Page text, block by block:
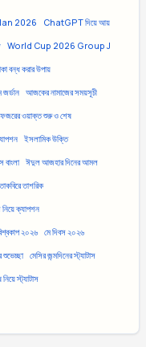
2026 ChatGPT দিয়ে আয়
World Cup 2026 Group J
বন্ধ করার উপায়
জর্ডান আজকের নামাজের সময়সূচী
ওয়াক্ত শুরু ও শেষ
ইসলামিক উক্তি
বাংলা ঈদুল আজহার দিনের আমল
তাকবিরে তাশরিক
নিয়ে ক্যাপশন
২০২৬ মে দিবস ২০২৬
শুভেচ্ছা মেসির জন্মদিনের স্ট্যাটাস
নিয়ে স্ট্যাটাস